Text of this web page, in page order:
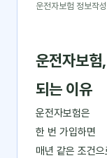
운전자보험 정보작
운전자보험
되는 이유
운전자보험은
한 번 가입하면
매년 같은 조건으